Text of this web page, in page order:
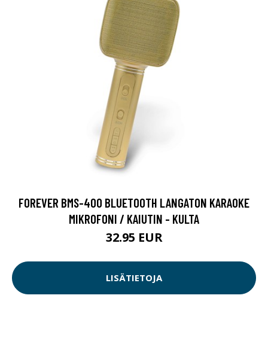
FOREVER BMS-400 BLUETOOTH LANGATON KARAOKE
MIKROFONI / KAIUTIN - KULTA
32.95 EUR
LISÄTIETOJA